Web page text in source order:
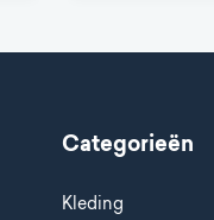
Categorieën
Kleding